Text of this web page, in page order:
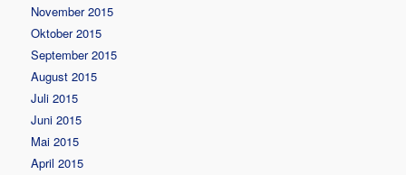
November 2015
Oktober 2015
September 2015
August 2015
Juli 2015
Juni 2015
Mai 2015
April 2015